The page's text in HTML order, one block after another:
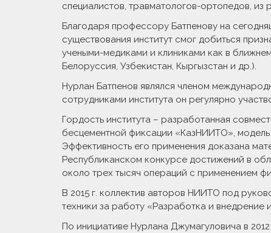
специалистов, травматологов-ортопедов, из
Благодаря профессору Батпенову на
существования институт смог добиться
учеными-медиками и клиниками как в
Белоруссия, Узбекистан, Кыргызстан и др.).
Нурлан Батпенов являлся членом
сотрудниками института он регулярно
Гордость института – разработанная
бесцементной фиксации «КазНИИТО», модель
Эффективность его применения доказана
Республиканском конкурсе достижений в
около трех тысяч операций с применением
В 2015 г. коллектив авторов НИИТО под
техники за работу «Разработка и внедрение
По инициативе Нурлана Джумагуловича в